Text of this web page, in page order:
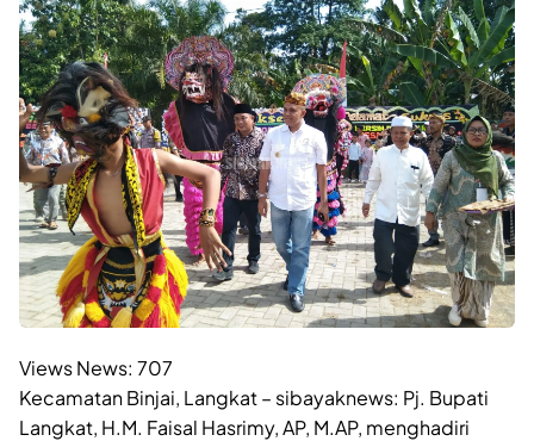
Views News: 707
Kecamatan Binjai, Langkat – sibayaknews: Pj. Bupati
Langkat, H.M. Faisal Hasrimy, AP, M.AP, menghadiri